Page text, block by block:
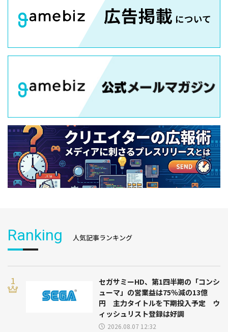
Ranking 人気記事ランキング
セガサミーHD、第1四半期の「コンシ
ューマ」の営業益は75％減の13億
円 主力タイトルを下期投入予定 ウ
ィッシュリスト登録は好調
2026.08.07 12:32